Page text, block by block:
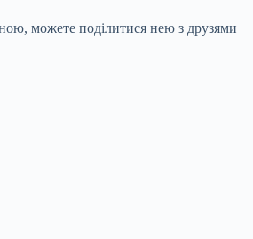
можете поділитися нею з друзями